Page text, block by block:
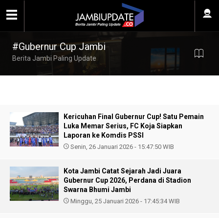
#Gubernur Cup Jambi
Berita Jambi Paling Update
Kericuhan Final Gubernur Cup! Satu Pemain
Luka Memar Serius, FC Koja Siapkan
Laporan ke Komdis PSSI
Senin, 26 Januari 2026 - 15:47:50 WIB
Kota Jambi Catat Sejarah Jadi Juara
Gubernur Cup 2026, Perdana di Stadion
Swarna Bhumi Jambi
Minggu, 25 Januari 2026 - 17:45:34 WIB